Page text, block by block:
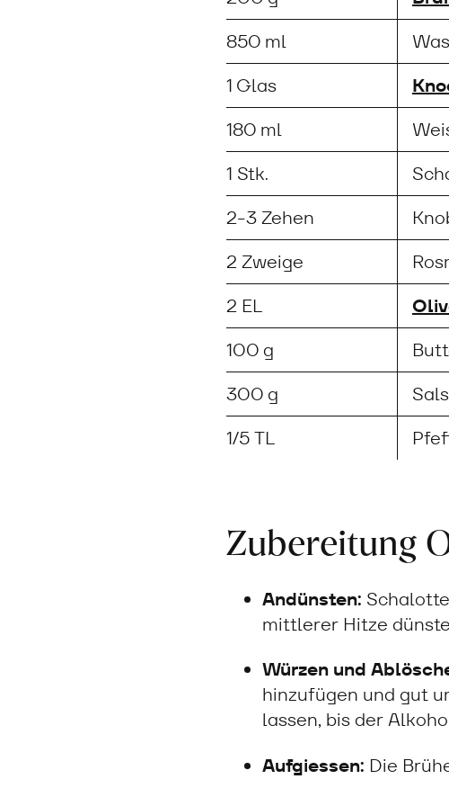
850 ml
1 Glas
180 ml
1 Stk.
2-3 Zehen
2 Zweige
2 EL
100 g
300 g
1/5 TL
Zubereitung
Andünsten:
mittlerer Hitze
Würzen und
hinzufügen und gut
lassen, bis der
Aufgiessen: Die